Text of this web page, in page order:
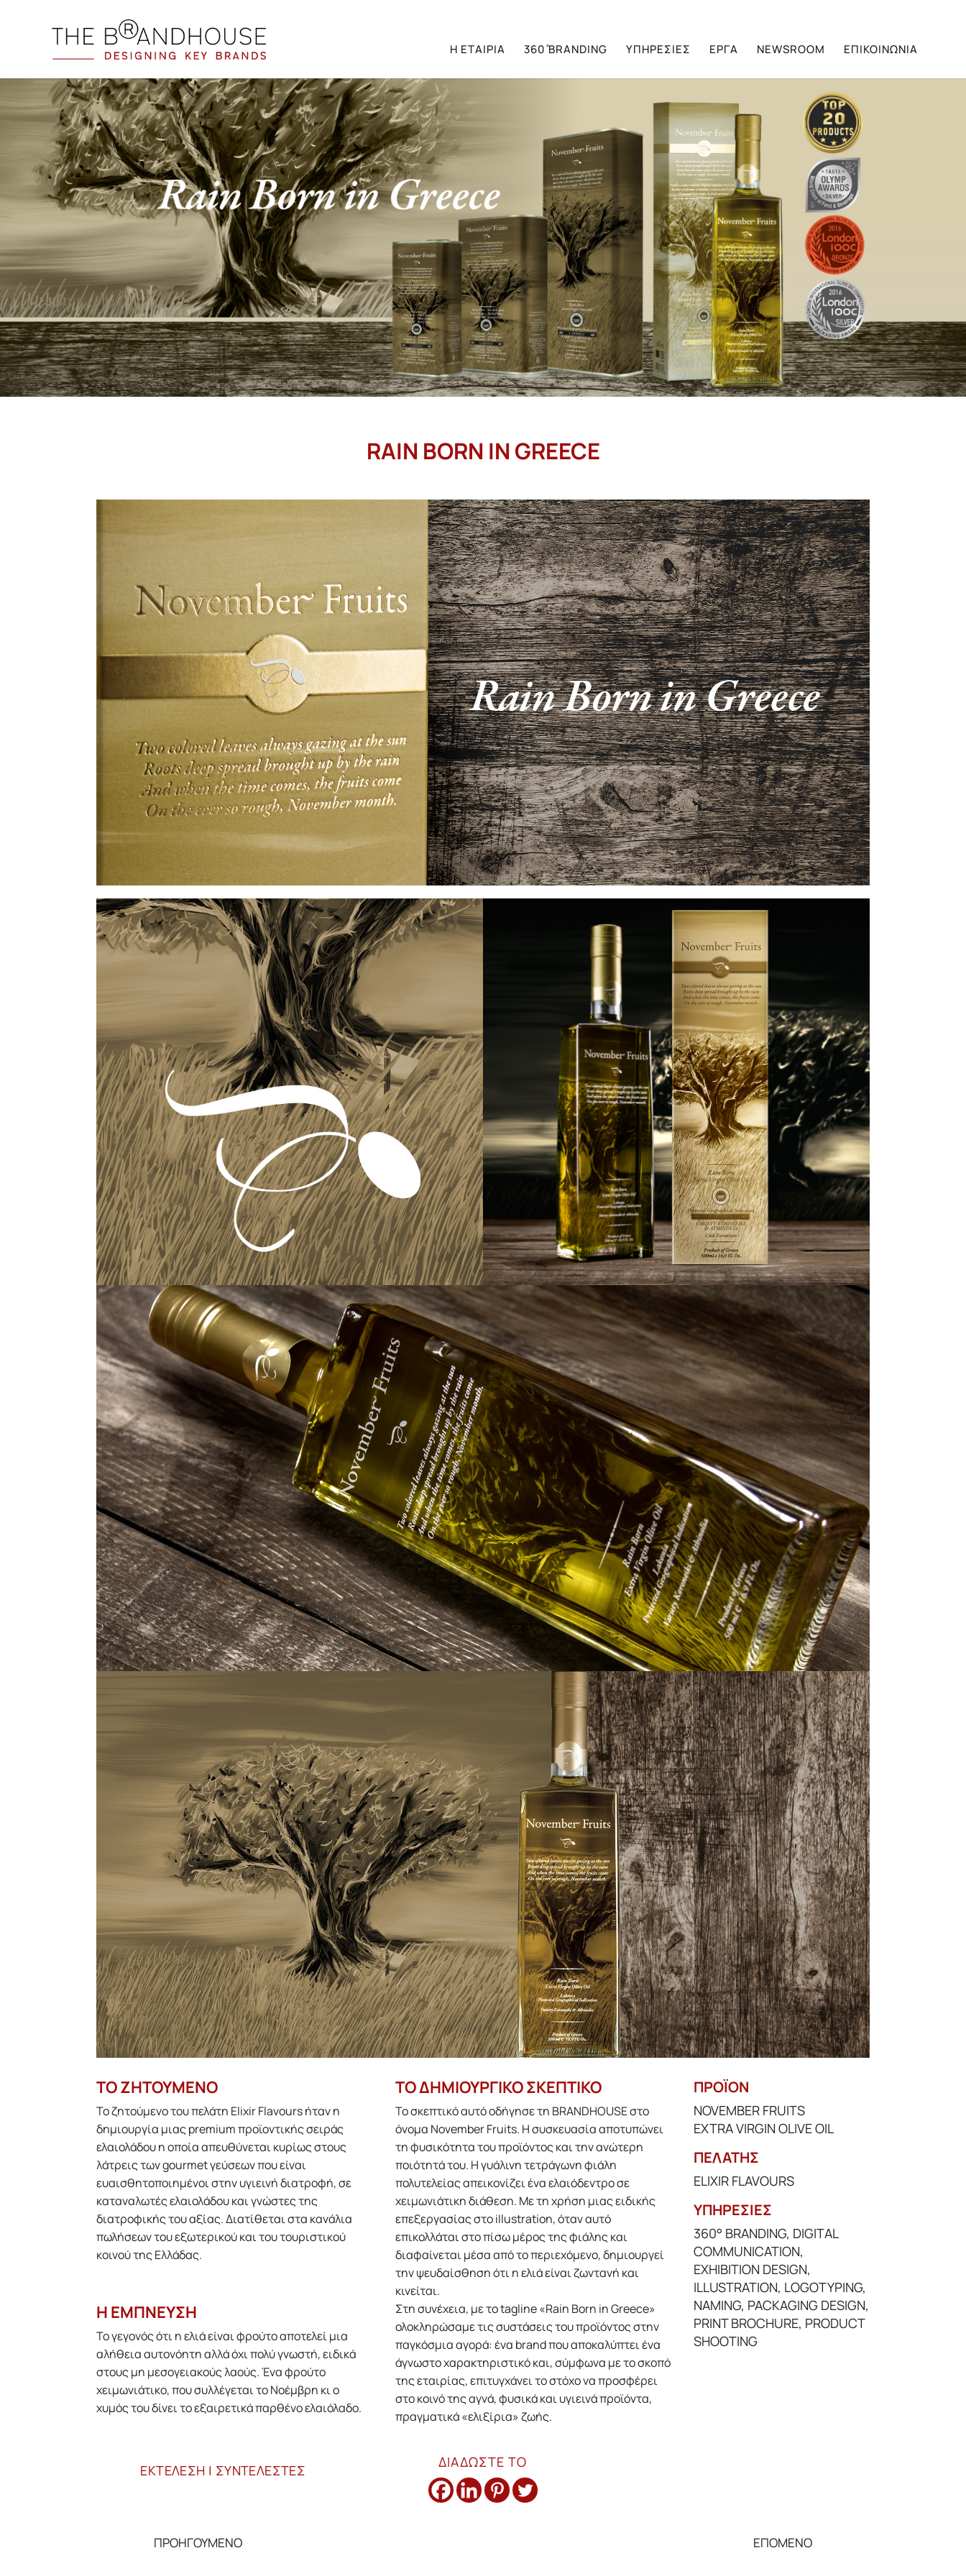
Η ΕΤΑΙΡΙΑ 360 ̊BRANDING ΥΠΗΡΕΣΙΕΣ ΕΡΓΑ NEWSROOM ΕΠΙΚΟΙΝΩΝΙΑ
RAIN BORN IN GREECE
ΤΟ ΖΗΤΟΥΜΕΝΟ
Το ζητούμενο του πελάτη Elixir Flavours ήταν η
δημιουργία μιας premium προϊοντικής σειράς
ελαιολάδου η οποία απευθύνεται κυρίως στους
λάτρεις των gourmet γεύσεων που είναι
ευαισθητοποιημένοι στην υγιεινή διατροφή, σε
καταναλωτές ελαιολάδου και γνώστες της
διατροφικής του αξίας. Διατίθεται στα κανάλια
πωλήσεων του εξωτερικού και του τουριστικού
κοινού της Ελλάδας.
H ΕΜΠΝΕΥΣΗ
Το γεγονός ότι η ελιά είναι φρούτο αποτελεί μια
αλήθεια αυτονόητη αλλά όχι πολύ γνωστή, ειδικά
στους μη μεσογειακούς λαούς. Ένα φρούτο
χειμωνιάτικο, που συλλέγεται το Νοέμβρη κι ο
χυμός του δίνει το εξαιρετικά παρθένο ελαιόλαδο.
ΤΟ ΔΗΜΙΟΥΡΓΙΚΟ ΣΚΕΠΤΙΚΟ
Το σκεπτικό αυτό οδήγησε τη BRANDHOUSE στο
όνομα November Fruits. Η συσκευασία αποτυπώνει
τη φυσικότητα του προϊόντος και την ανώτερη
ποιότητά του. Η γυάλινη τετράγωνη φιάλη
πολυτελείας απεικονίζει ένα ελαιόδεντρο σε
χειμωνιάτικη διάθεση. Με τη χρήση μιας ειδικής
επεξεργασίας στο illustration, όταν αυτό
επικολλάται στο πίσω μέρος της φιάλης και
διαφαίνεται μέσα από το περιεχόμενο, δημιουργεί
την ψευδαίσθηση ότι η ελιά είναι ζωντανή και
κινείται.
Στη συνέχεια, με το tagline «Rain Born in Greece»
ολοκληρώσαμε τις συστάσεις του προϊόντος στην
παγκόσμια αγορά: ένα brand που αποκαλύπτει ένα
άγνωστο χαρακτηριστικό και, σύμφωνα με το σκοπό
της εταιρίας, επιτυγχάνει το στόχο να προσφέρει
στο κοινό της αγνά, φυσικά και υγιεινά προϊόντα,
πραγματικά «ελιξίρια» ζωής.
ΠΡΟΪΟΝ
NOVEMBER FRUITS
EXTRA VIRGIN OLIVE OIL
ΠΕΛΑΤΗΣ
ELIXIR FLAVOURS
ΥΠΗΡΕΣΙΕΣ
360° BRANDING, DIGITAL
COMMUNICATION,
EXHIBITION DESIGN,
ILLUSTRATION, LOGOTYPING,
NAMING, PACKAGING DESIGN,
PRINT BROCHURE, PRODUCT
SHOOTING
ΕΚΤΕΛΕΣΗ | ΣΥΝΤΕΛΕΣΤΕΣ ΔΙΑΔΩΣΤΕ ΤΟ
ΠΡΟΗΓΟΥΜΕΝΟ ΕΠΟΜΕΝΟ